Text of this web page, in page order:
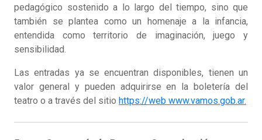
pedagógico sostenido a lo largo del tiempo, sino que
también se plantea como un homenaje a la infancia,
entendida como territorio de imaginación, juego y
sensibilidad.
Las entradas ya se encuentran disponibles, tienen un
valor general y pueden adquirirse en la boletería del
teatro o a través del sitio https://web www.vamos.gob.ar.